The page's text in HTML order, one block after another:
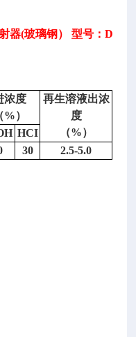
器(玻璃钢） 型号：D
浓度
%）
再生溶液出浓
度
（%）
HCI
30 2.5-5.0